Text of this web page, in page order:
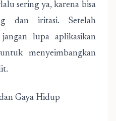
sering ya, karena bisa
dan iritasi. Setelah
lupa aplikasikan
menyeimbangkan
Gaya Hidup